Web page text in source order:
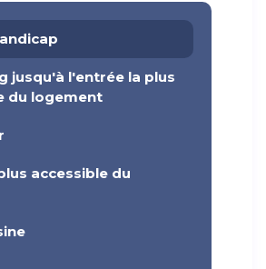
jusqu'à l'entrée la plus
du logement
accessible du